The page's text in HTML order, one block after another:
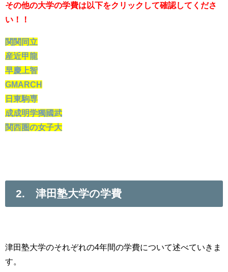
その他の大学の学費は以下をクリックして確認してくださ
い！！
関関同立
産近甲龍
早慶上智
GMARCH
日東駒専
成成明学獨國武
関西圏の女子大
2. 津田塾大学の学費
津田塾大学のそれぞれの4年間の学費について述べていきま
す。